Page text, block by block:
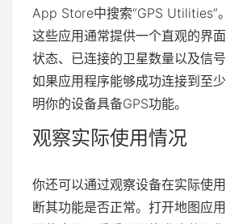
App Store中搜索“GPS Utilities”。
这些应用通常提供一个直观的界
状态、已连接的卫星数量以及信号
如果应用程序能够成功连接到至
明你的设备具备GPS功能。
观察实际使用情况
你还可以通过观察设备在实际使
断其功能是否正常。打开地图应